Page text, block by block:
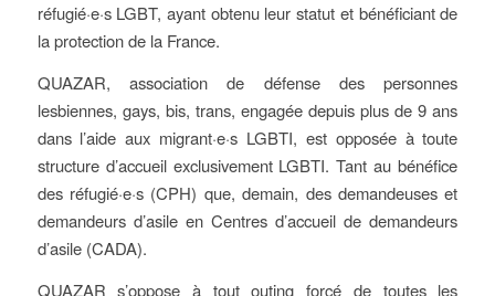
réfugié·e·s LGBT, ayant obtenu leur statut et bénéficiant de
la protection de la France.
QUAZAR, association de défense des personnes
lesbiennes, gays, bis, trans, engagée depuis plus de 9 ans
dans l’aide aux migrant·e·s LGBTI, est opposée à toute
structure d’accueil exclusivement LGBTI. Tant au bénéfice
des réfugié·e·s (CPH) que, demain, des demandeuses et
demandeurs d’asile en Centres d’accueil de demandeurs
d’asile (CADA).
QUAZAR s’oppose à tout outing forcé de toutes les